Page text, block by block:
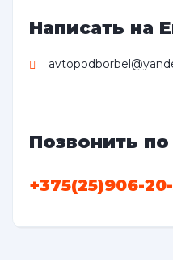
Написать на
Позвонить
+375(25)906-